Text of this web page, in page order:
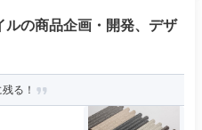
ルの商品企画・開発、デザ
る！